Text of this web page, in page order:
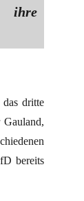
ihre
dritte
bereits